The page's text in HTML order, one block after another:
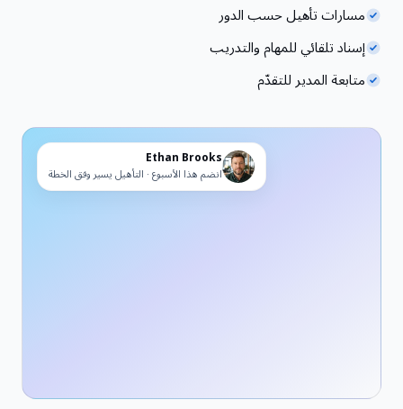
مسارات تأهيل حسب الدور
إسناد تلقائي للمهام والتدريب
متابعة المدير للتقدّم
Ethan Brooks
انضم هذا الأسبوع · التأهيل يسير وفق الخطة